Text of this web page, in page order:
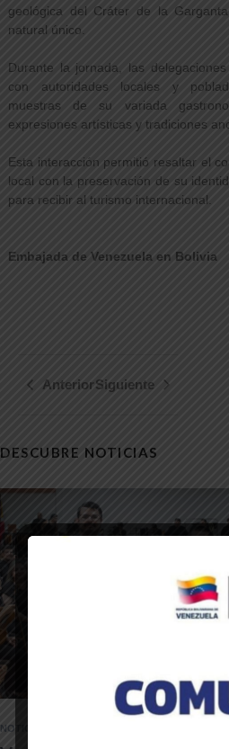
geológica del Cráter de la
natural único.
Durante la jornada, las
con autoridades locales y
muestras de su variada
expresiones artísticas y tradiciones
Esta interacción permitió resaltar el
local con la preservación de su
para recibir al turismo internacional.
Embajada de Venezuela en Bolivia
AnteriorSiguiente
DESCUBRE NOTICIAS
NOTICIAS DE LA EMBAJADA